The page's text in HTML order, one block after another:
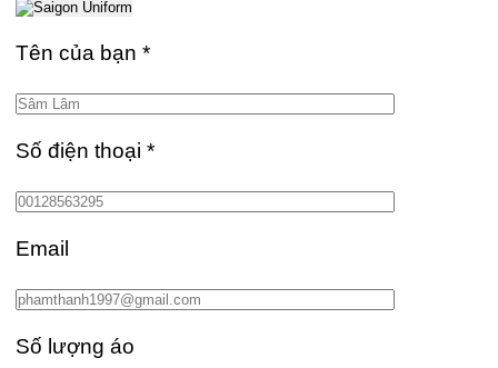
Tên của bạn*
Số điện thoại*
Email
Số lượng áo